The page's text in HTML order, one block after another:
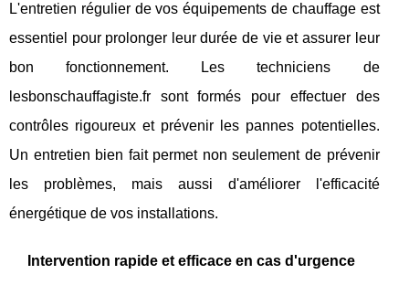
L'entretien régulier de vos équipements de chauffage est
essentiel pour prolonger leur durée de vie et assurer leur
bon fonctionnement. Les techniciens de
lesbonschauffagiste.fr sont formés pour effectuer des
contrôles rigoureux et prévenir les pannes potentielles.
Un entretien bien fait permet non seulement de prévenir
les problèmes, mais aussi d'améliorer l'efficacité
énergétique de vos installations.
Intervention rapide et efficace en cas d'urgence